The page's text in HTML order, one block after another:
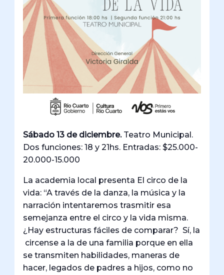
Sábado 13 de diciembre.Teatro Municipal.
Dos funciones: 18 y 21hs. Entradas: $25.000-
20.000-15.000
La academia local presenta El circo de la
vida: “A través de la danza, la música y la
narración intentaremos trasmitir esa
semejanza entre el circo y la vida misma.
¿Hay estructuras fáciles de comparar? Sí, la
circense a la de una familia porque en ella
se transmiten habilidades, maneras de
hacer, legados de padres a hijos, como no